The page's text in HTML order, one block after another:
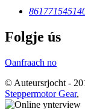
Folgje ús
Oanfraach no
© Auteursrjocht -
Steppermotor Gear,